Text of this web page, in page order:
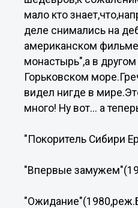
мало кто
деле снимались на
американском
монастырь",а в
Горьковском
видел нигде в
много! Ну вот... а
"Покоритель Сибири
"Впервые